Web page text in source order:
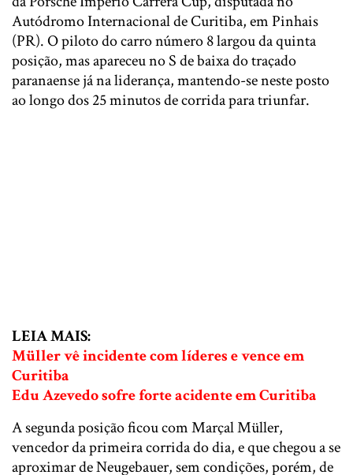
Autódromo Internacional de Curitiba, em Pinhais
(PR). O piloto do carro número 8 largou da quinta
posição, mas apareceu no S de baixa do traçado
paranaense já na liderança, mantendo-se neste posto
ao longo dos 25 minutos de corrida para triunfar.
LEIA MAIS:
Müller vê incidente com líderes e vence em
Curitiba
Edu Azevedo sofre forte acidente em Curitiba
A segunda posição ficou com Marçal Müller,
vencedor da primeira corrida do dia, e que chegou a se
aproximar de Neugebauer, sem condições, porém, de